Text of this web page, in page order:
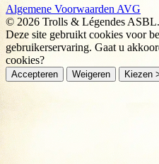
Algemene Voorwaarden AVG
© 2026 Trolls & Légendes ASBL.
Deze site gebruikt cookies voor
gebruikerservaring. Gaat u
cookies?
Accepteren Weigeren Kiezen